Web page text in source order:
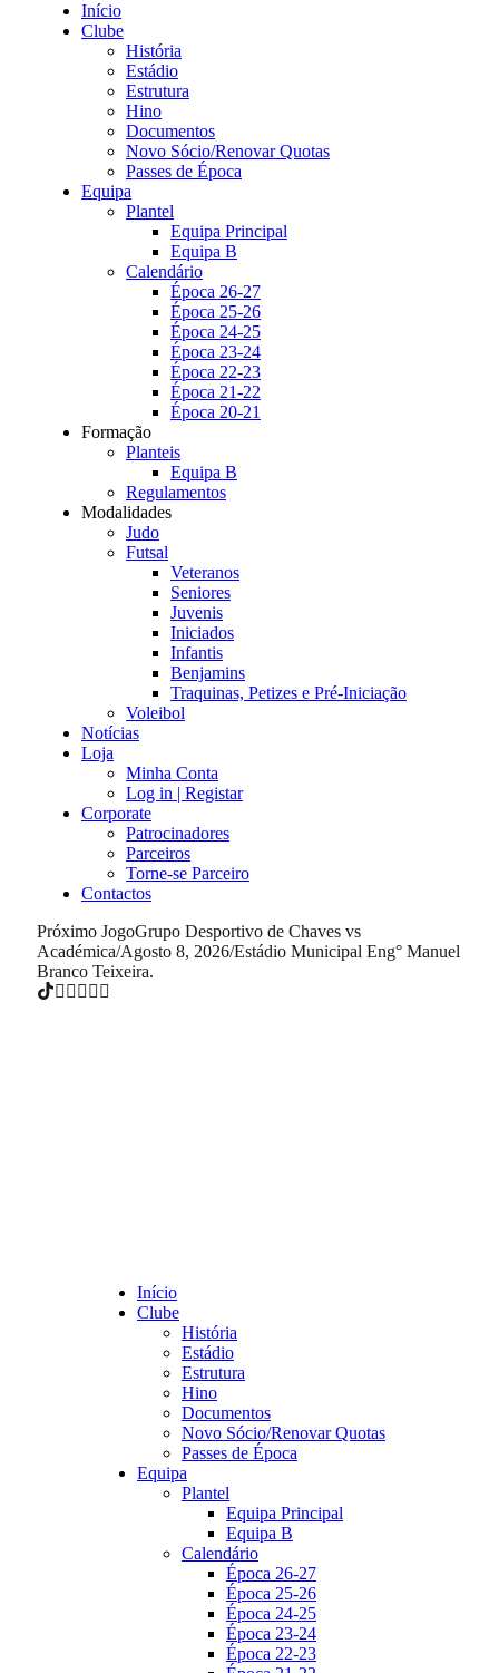
Início
Clube
História
Estádio
Estrutura
Hino
Documentos
Novo Sócio/Renovar Quotas
Passes de Época
Equipa
Plantel
Equipa Principal
Equipa B
Calendário
Época 26-27
Época 25-26
Época 24-25
Época 23-24
Época 22-23
Época 21-22
Época 20-21
Formação
Planteis
Equipa B
Regulamentos
Modalidades
Judo
Futsal
Veteranos
Seniores
Juvenis
Iniciados
Infantis
Benjamins
Traquinas, Petizes e Pré-Iniciação
Voleibol
Notícias
Loja
Minha Conta
Log in | Registar
Corporate
Patrocinadores
Parceiros
Torne-se Parceiro
Contactos
Próximo JogoGrupo Desportivo de Chaves vs
Académica/Agosto 8, 2026/Estádio Municipal Eng° Manuel
Branco Teixeira.
Início
Clube
História
Estádio
Estrutura
Hino
Documentos
Novo Sócio/Renovar Quotas
Passes de Época
Equipa
Plantel
Equipa Principal
Equipa B
Calendário
Época 26-27
Época 25-26
Época 24-25
Época 23-24
Época 22-23